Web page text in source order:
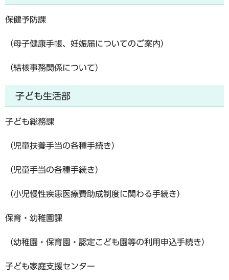
保健予防課
（母子健康手帳、妊娠届についてのご案内）
（結核事務関係について）
子ども生活部
子ども総務課
（児童扶養手当の各種手続き）
（児童手当の各種手続き）
（小児慢性疾患医療費助成制度に関わる手続き）
保育・幼稚園課
（幼稚園・保育園・認定こども園等の利用申込手続き）
子ども家庭支援センター